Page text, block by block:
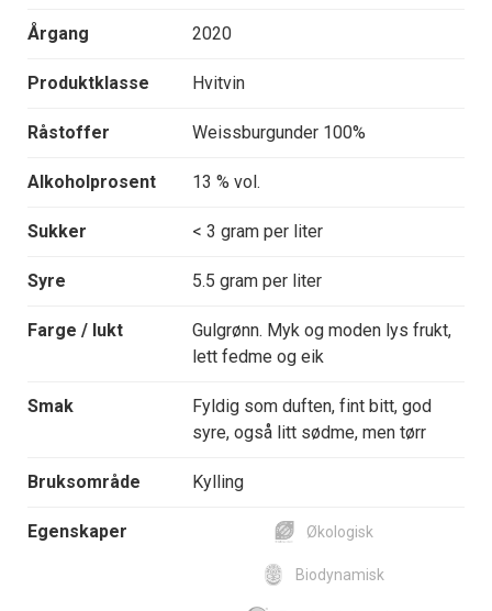
Årgang 2020
Produktklasse Hvitvin
Råstoffer Weissburgunder 100%
Alkoholprosent 13 % vol.
Sukker < 3 gram per liter
Syre 5.5 gram per liter
Farge / lukt
Gulgrønn. Myk og moden lys frukt,
lett fedme og eik
Smak
Fyldig som duften, fint bitt, god
syre, også litt sødme, men tørr
Bruksområde Kylling
Egenskaper Økologisk
Biodynamisk